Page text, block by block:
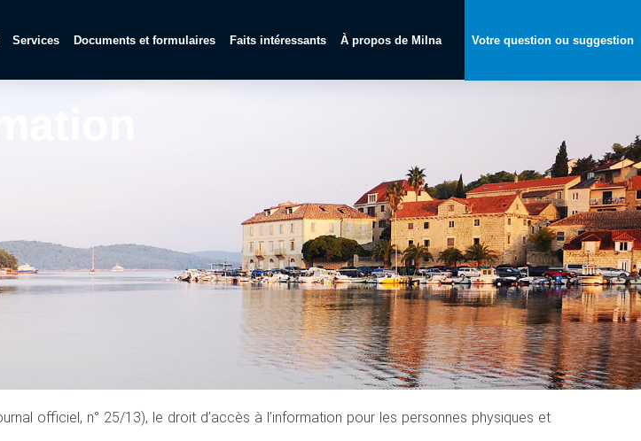
Services Documents et formulaires Faits intéressants À propos de Milna Votre question ou suggestion
officiel, n° 25/13), le droit d’accès à l’information pour les personnes physiques et